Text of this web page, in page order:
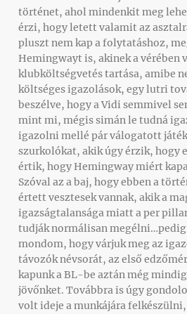
történet, ahol mindenkit meg
érzi, hogy letett valamit az
pluszt nem kap a folytatáshoz,
Hemingwayt is, akinek a vérében
klubköltségvetés tartása, amibe
költséges igazolások, egy lutri
beszélve, hogy a Vidi semmivel
mint mi, mégis simán le tudná
igazolni mellé pár válogatott
szurkolókat, akik úgy érzik, hogy
értik, hogy Hemingway miért
Szóval az a baj, hogy ebben a
értett vesztesek vannak, akik a
igazságtalansága miatt a per
tudják normálisan megélni…pedig
mondom, hogy várjuk meg az
távozók névsorát, az első
kapunk a BL-be aztán még
jövőnket. Továbbra is úgy
volt ideje a munkájára